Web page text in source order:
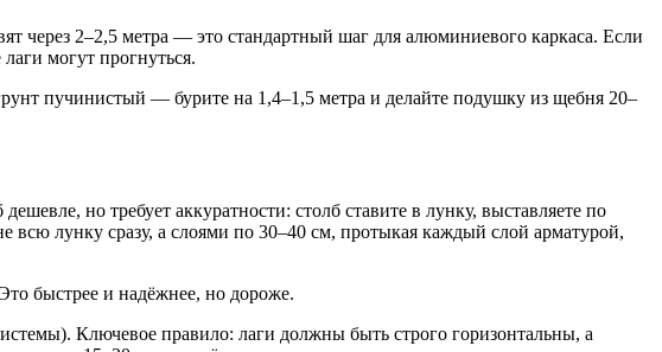
через 2–2,5 метра — это стандартный шаг для алюминиевого каркаса. Если
могут прогнуться.
пучинистый — бурите на 1,4–1,5 метра и делайте подушку из щебня 20–
но требует аккуратности: столб ставите в лунку, выставляете по
лунку сразу, а слоями по 30–40 см, протыкая каждый слой арматурой,
быстрее и надёжнее, но дороже.
Ключевое правило: лаги должны быть строго горизонтальны, а